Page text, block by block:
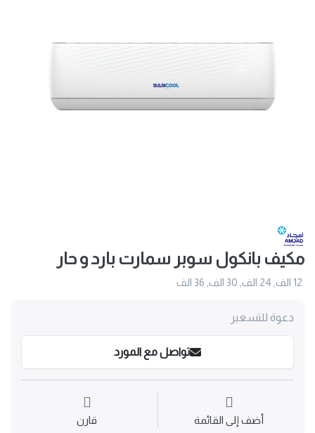
مكيف بانكول سوبر سمارت بارد و حار
دعوة للتسعير
تواصل مع المورد
أضف إلى القائمة قارن